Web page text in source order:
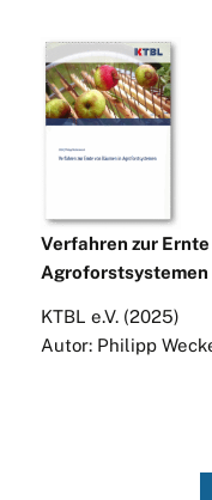
Verfahren zur Ernte
Agroforstsystemen
KTBL e.V. (2025)
Autor: Philipp